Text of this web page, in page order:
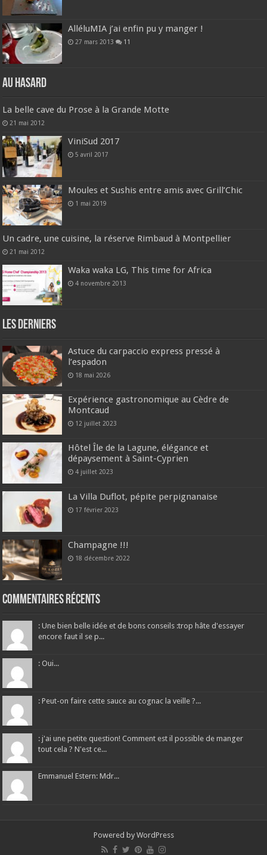
AlléluMIA j’ai enfin pu y manger !
27 mars 2013 11
Au hasard
La belle cave du Prose à la Grande Motte
21 mai 2012
ViniSud 2017
5 avril 2017
Moules et Sushis entre amis avec Grill’Chic
1 mai 2019
Un cadre, une cuisine, la réserve Rimbaud à Montpellier
21 mai 2012
Waka waka LG, This time for Africa
4 novembre 2013
Les derniers
Astuce du carpaccio express pressé à
l’espadon
18 mai 2026
Expérience gastronomique au Cèdre de
Montcaud
12 juillet 2023
Hôtel Île de la Lagune, élégance et
dépaysement à Saint-Cyprien
4 juillet 2023
La Villa Duflot, pépite perpignanaise
17 février 2023
Champagne !!!
18 décembre 2022
Commentaires récents
: Une bien belle idée et de bons conseils :trop hâte d'essayer
encore faut il se p...
: Oui...
: Peut-on faire cette sauce au cognac la veille ?...
: j'ai une petite question! Comment est il possible de manger
tout cela ? N'est ce...
Emmanuel Estern: Mdr...
Powered by WordPress